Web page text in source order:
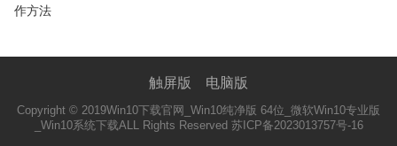
作方法
触屏版 电脑版
Copyright © 2019Win10下载官网_Win10纯净版 64位_微软Win10专业版
_Win10系统下载ALL Rights Reserved 苏ICP备2023013757号-16